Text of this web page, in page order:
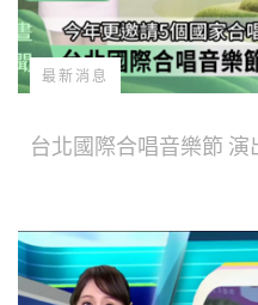
最新消息
台北國際合唱音樂節